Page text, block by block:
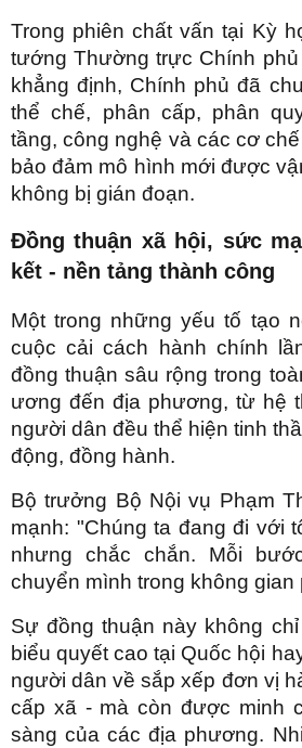
Trong phiên chất vấn tại Kỳ
tướng Thường trực Chính
khẳng định, Chính phủ đã
thể chế, phân cấp, phân
tầng, công nghệ và các cơ
bảo đảm mô hình mới được
không bị gián đoạn.
Đồng thuận xã hội, sức
kết - nền tảng thành công
Một trong những yếu tố tạo
cuộc cải cách hành chính
đồng thuận sâu rộng trong
ương đến địa phương, từ hệ
người dân đều thể hiện tinh
động, đồng hành.
Bộ trưởng Bộ Nội vụ Phạm
mạnh: "Chúng ta đang đi với
nhưng chắc chắn. Mỗi
chuyển mình trong không gian
Sự đồng thuận này không
biểu quyết cao tại Quốc hội
người dân về sắp xếp đơn vị
cấp xã - mà còn được minh
sàng của các địa phương.